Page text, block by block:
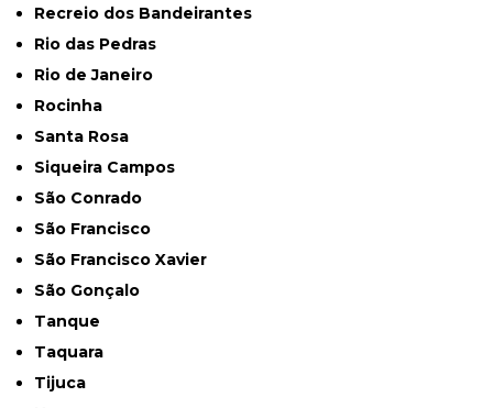
Recreio dos Bandeirantes
Rio das Pedras
Rio de Janeiro
Rocinha
Santa Rosa
Siqueira Campos
São Conrado
São Francisco
São Francisco Xavier
São Gonçalo
Tanque
Taquara
Tijuca